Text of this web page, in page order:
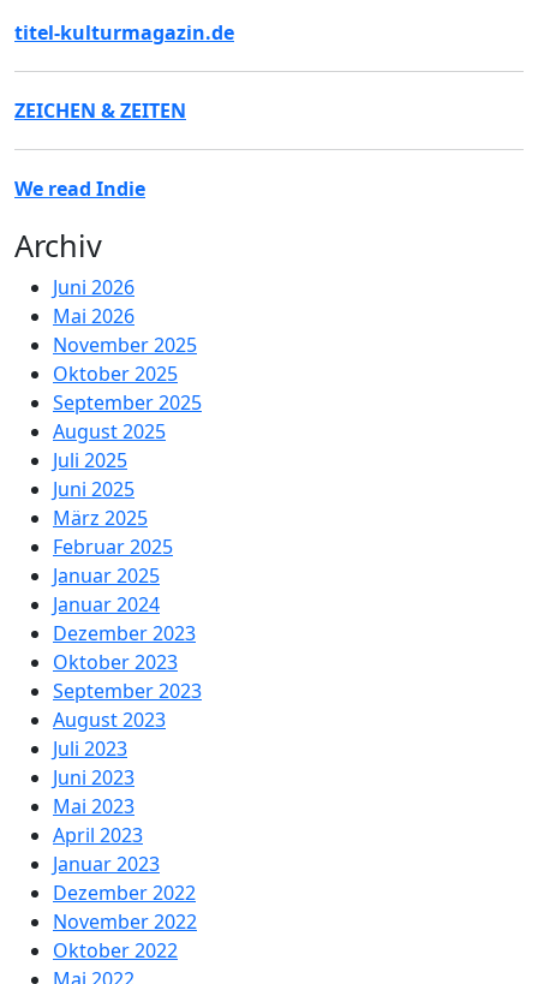
titel-kulturmagazin.de
ZEICHEN & ZEITEN
We read Indie
Archiv
Juni 2026
Mai 2026
November 2025
Oktober 2025
September 2025
August 2025
Juli 2025
Juni 2025
März 2025
Februar 2025
Januar 2025
Januar 2024
Dezember 2023
Oktober 2023
September 2023
August 2023
Juli 2023
Juni 2023
Mai 2023
April 2023
Januar 2023
Dezember 2022
November 2022
Oktober 2022